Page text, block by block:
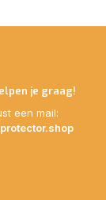
je graag!
een mail: